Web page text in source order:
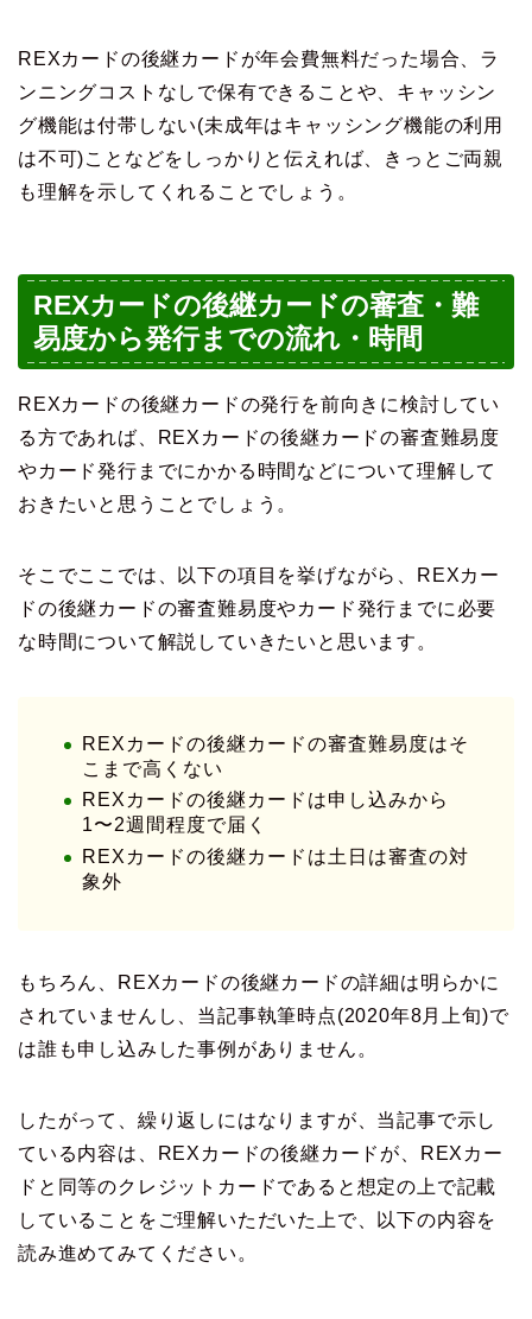
REXカードの後継カードが年会費無料だった場合、ラ
ンニングコストなしで保有できることや、キャッシン
グ機能は付帯しない(未成年はキャッシング機能の利用
は不可)ことなどをしっかりと伝えれば、きっとご両親
も理解を示してくれることでしょう。
REXカードの後継カードの審査・難
易度から発行までの流れ・時間
REXカードの後継カードの発行を前向きに検討してい
る方であれば、REXカードの後継カードの審査難易度
やカード発行までにかかる時間などについて理解して
おきたいと思うことでしょう。
そこでここでは、以下の項目を挙げながら、REXカー
ドの後継カードの審査難易度やカード発行までに必要
な時間について解説していきたいと思います。
REXカードの後継カードの審査難易度はそ
こまで高くない
REXカードの後継カードは申し込みから
1〜2週間程度で届く
REXカードの後継カードは土日は審査の対
象外
もちろん、REXカードの後継カードの詳細は明らかに
されていませんし、当記事執筆時点(2020年8月上旬)で
は誰も申し込みした事例がありません。
したがって、繰り返しにはなりますが、当記事で示し
ている内容は、REXカードの後継カードが、REXカー
ドと同等のクレジットカードであると想定の上で記載
していることをご理解いただいた上で、以下の内容を
読み進めてみてください。